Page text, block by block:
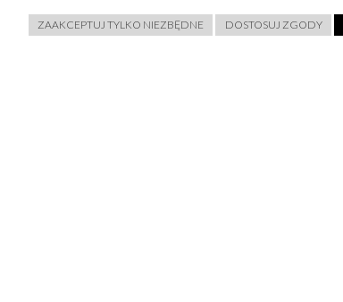
Ustawienia plików cookies
ZAAKCEPTUJ TYLKO NIEZBĘDNE DOSTOSUJ ZGODY